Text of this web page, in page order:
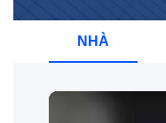
NHÀ